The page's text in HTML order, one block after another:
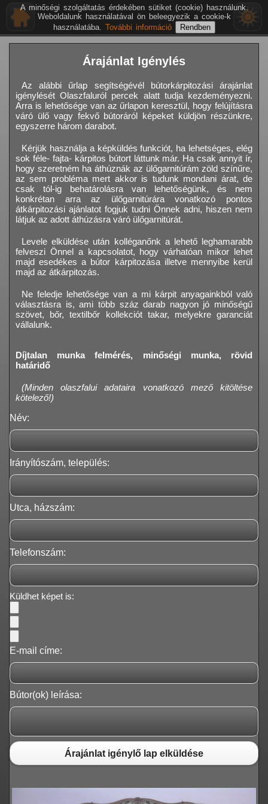
Árajánlat Igénylés
Az alábbi űrlap segítségévél bútorkárpitozási árajánlat
igénylését Olaszfaluról percek alatt tudja kezdeményezni.
Arra is lehetősége van az űrlapon keresztül, hogy felújításra
váró ülő vagy fekvő bútoráról képeket küldjön részünkre,
egyszerre három darabot.
Kérjük használja a képküldés funkciót, ha lehetséges, elég
sok féle- fajta- kárpitos bútort láttunk már. Ha csak annyit ír,
hogy szeretném ha áthúznák az ülőgarnitúrám zöld színűre,
az sem probléma mert akkor is tudunk mondani árat, de
csak tól-ig behatárolásra van lehetőségünk, és nem
konkrétan arra az ülőgarnitúrára vonatkozó pontos
átkárpitozási ajánlatot fogjuk tudni Önnek adni, hiszen nem
látjuk az adott áthúzásra váró ülőgarnitúrát.
Levele elküldése után kolléganőnk a lehető leghamarabb
felveszi Önnel a kapcsolatot, hogy várhatóan mikor lehet
majd esedékes a bútor kárpitozása illetve mennyibe kerül
majd az átkárpitozás.
Ne feledje lehetősége van a mi kárpit anyagainkból való
választásra is, ami több száz darab nagyon jó minőségű
szövet, bőr, textilbőr kollekciót takar, melyekre garanciát
vállalunk.
Díjtalan munka felmérés, minőségi munka, rövid
határidő
(Minden olaszfalui adataira vonatkozó mező kitöltése
kötelező!)
Név:
Irányítószám, település:
Utca, házszám:
Telefonszám:
Küldhet képet is:
E-mail címe:
Bútor(ok) leírása:
Árajánlat igénylő lap elküldése
A minőségi szolgáltatás érdekében sütiket (cookie) használunk.
Weboldalunk használatával ön beleegyezik a cookie-k
használatába. További információ